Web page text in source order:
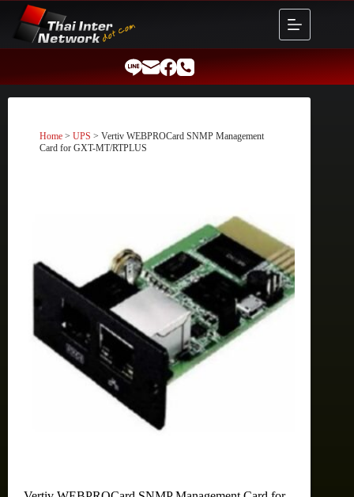
content
Home > UPS > Vertiv WEBPROCard SNMP Management
Card for GXT-MT/RTPLUS